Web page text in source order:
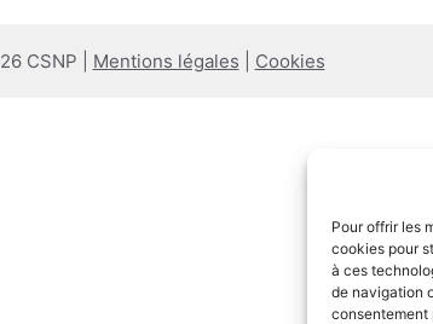
Pour offrir les
cookies pour
à ces
de navigation
consentement
CSNP | Mentions légales Cookies